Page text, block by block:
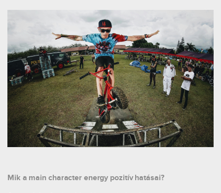
Mik a main character energy pozitív hatásai?